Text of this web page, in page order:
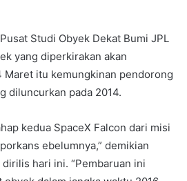
Studi Obyek Dekat Bumi JPL
yang diperkirakan akan
Maret itu kemungkinan pendorong
diluncurkan pada 2014.
kedua SpaceX Falcon dari misi
ebelumnya,” demikian
hari ini. “Pembaruan ini